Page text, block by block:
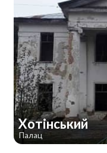
Хотінський
Палац